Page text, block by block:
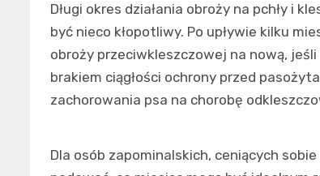
Długi okres działania obroży na pchły i
być nieco kłopotliwy. Po upływie kilku
obroży przeciwkleszczowej na nową,
brakiem ciągłości ochrony przed
zachorowania psa na chorobę
Dla osób zapominalskich, ceniących